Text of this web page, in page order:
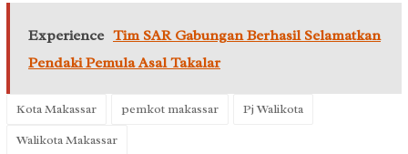
Experience Tim SAR Gabungan Berhasil Selamatkan
Pendaki Pemula Asal Takalar
Kota Makassar pemkot makassar
Pj Walikota
Walikota Makassar